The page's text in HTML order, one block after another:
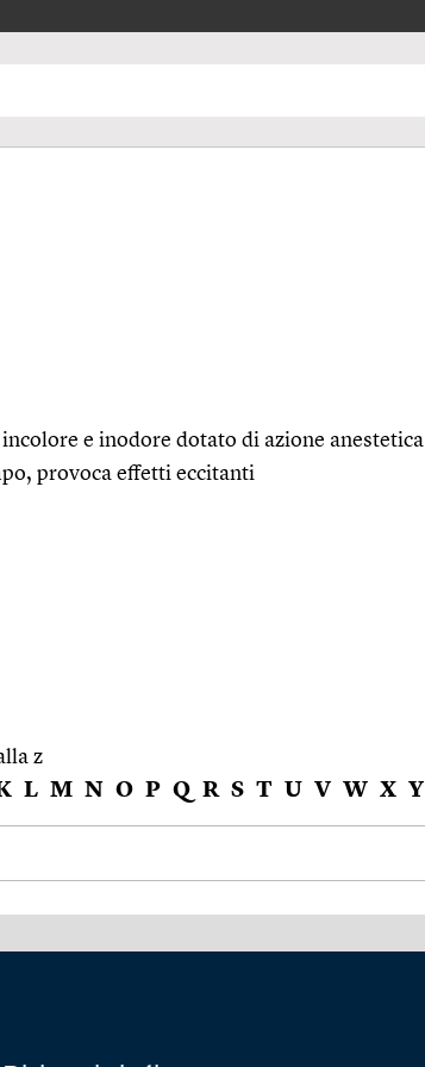
e inodore dotato di azione anestetica
provoca effetti eccitanti
z
L M N O P Q R S T U V W X Y